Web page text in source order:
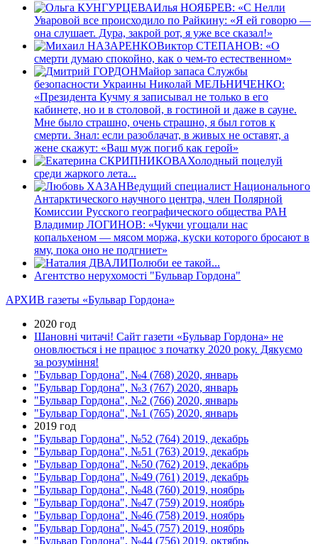
Илья НОЯБРЕВ: «С Нелли
Уваровой все происходило по Райкину: «Я ей говорю —
она слушает. Дура, закрой рот, я уже все сказал!»
Виктор СТЕПАНОВ: «О
смерти думаю спокойно, как о чем-то естественном»
Майор запаса Службы
безопасности Украины Николай МЕЛЬНИЧЕНКО:
«Президента Кучму я записывал не только в его
кабинете, но и в столовой, в гостиной и даже в сауне.
Мне было страшно, очень страшно, я был готов к
смерти. Знал: если разоблачат, в живых не оставят, а
жене скажут: «Ваш муж погиб как герой»
Холодный поцелуй
среди жаркого лета...
Ведущий специалист Национального
Антарктического научного центра, член Полярной
Комиссии Русского географического общества РАН
Владимир ЛОГИНОВ: «Чукчи угощали нас
копальхеном — мясом моржа, куски которого бросают в
яму, пока оно не подгниет»
Полюби ее такой...
Агентство нерухомості "Бульвар Гордона"
АРХИВ газеты «Бульвар Гордона»
2020 год
Шановні читачі! Сайт газети «Бульвар Гордона» не
оновлюється і не працює з початку 2020 року. Дякуємо
за розуміння!
"Бульвар Гордона", №4 (768) 2020, январь
"Бульвар Гордона", №3 (767) 2020, январь
"Бульвар Гордона", №2 (766) 2020, январь
"Бульвар Гордона", №1 (765) 2020, январь
2019 год
"Бульвар Гордона", №52 (764) 2019, декабрь
"Бульвар Гордона", №51 (763) 2019, декабрь
"Бульвар Гордона", №50 (762) 2019, декабрь
"Бульвар Гордона", №49 (761) 2019, декабрь
"Бульвар Гордона", №48 (760) 2019, ноябрь
"Бульвар Гордона", №47 (759) 2019, ноябрь
"Бульвар Гордона", №46 (758) 2019, ноябрь
"Бульвар Гордона", №45 (757) 2019, ноябрь
"Бульвар Гордона", №44 (756) 2019, октябрь